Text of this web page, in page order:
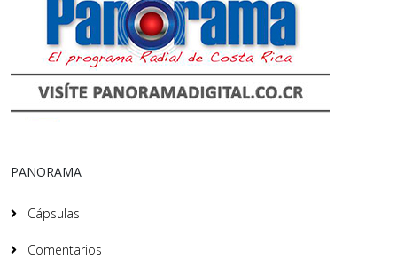
PANORAMA
Cápsulas
Comentarios